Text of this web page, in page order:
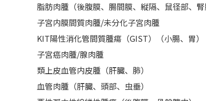
脂肪肉腫（後腹膜、腸間膜、縦隔、鼠径部、腎
子宮内膜間質肉腫/未分化子宮肉腫
KIT陽性消化管間質腫瘍（GIST）（小腸、胃）
子宮癌肉腫/腺肉腫
類上皮血管内皮腫（肝臓、肺）
血管肉腫（肝臓、頭部、虫垂）